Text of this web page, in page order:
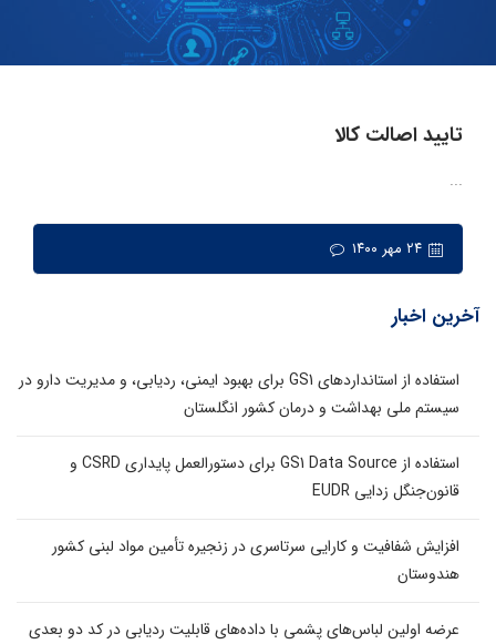
تایید اصالت کالا
...
۲۴ مهر ۱۴۰۰
آخرین اخبار
استفاده از استانداردهای GS1 برای بهبود ایمنی، ردیابی، و مدیریت دارو در
سیستم ملی بهداشت و درمان کشور انگلستان
استفاده از GS1 Data Source برای دستورالعمل پایداری CSRD و
قانون‌جنگل زدایی EUDR
افزایش شفافیت و کارایی سرتاسری در زنجیره تأمین مواد لبنی کشور
هندوستان
عرضه اولین لباس‌های پشمی با داده‌های قابلیت ردیابی در کد دو بعدی